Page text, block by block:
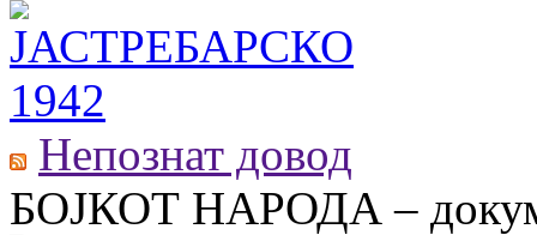
Непознат довод
БОЈКОТ НАРОДА –